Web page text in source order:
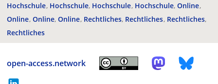
Hochschule Hochschule Hochschule Hochschule Online
Online Online Online Rechtliches Rechtliches Rechtliches
Rechtliches
open-access.network